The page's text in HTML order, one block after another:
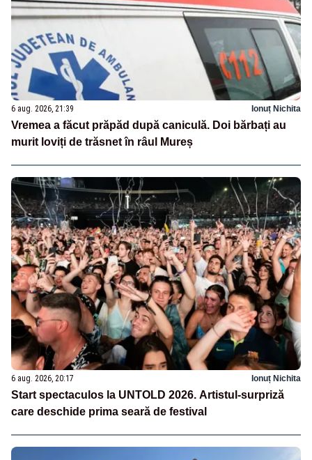
6 aug. 2026, 21:39 Ionuț Nichita
Vremea a făcut prăpăd după caniculă. Doi bărbați au
murit loviți de trăsnet în râul Mureș
6 aug. 2026, 20:17 Ionuț Nichita
Start spectaculos la UNTOLD 2026. Artistul-surpriză
care deschide prima seară de festival